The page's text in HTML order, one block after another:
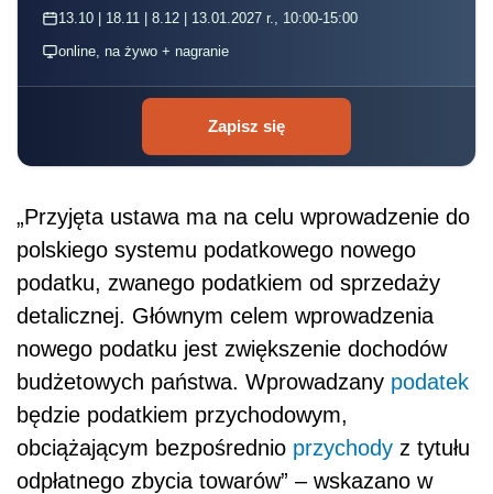
13.10 | 18.11 | 8.12 | 13.01.2027 r., 10:00-15:00
online, na żywo + nagranie
Zapisz się
„Przyjęta ustawa ma na celu wprowadzenie do
polskiego systemu podatkowego nowego
podatku, zwanego podatkiem od sprzedaży
detalicznej. Głównym celem wprowadzenia
nowego podatku jest zwiększenie dochodów
budżetowych państwa. Wprowadzany podatek
będzie podatkiem przychodowym,
obciążającym bezpośrednio przychody z tytułu
odpłatnego zbycia towarów” – wskazano w